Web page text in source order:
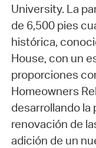
University. La
de 6,500 pies
histórica,
House, con un
proporciones
Homeowners
desarrollando la
renovación de
adición de un